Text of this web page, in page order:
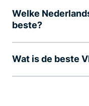
Welke
beste?
Wat is de beste